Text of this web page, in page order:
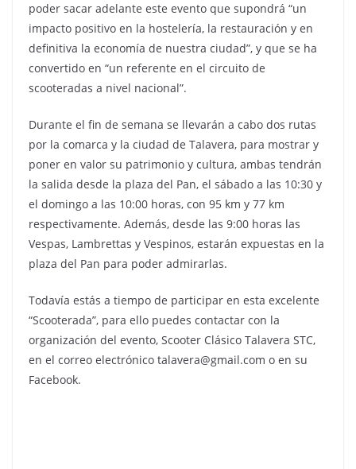
poder sacar adelante este evento que supondrá “un
impacto positivo en la hostelería, la restauración y en
definitiva la economía de nuestra ciudad”, y que se ha
convertido en “un referente en el circuito de
scooteradas a nivel nacional”.
Durante el fin de semana se llevarán a cabo dos rutas
por la comarca y la ciudad de Talavera, para mostrar y
poner en valor su patrimonio y cultura, ambas tendrán
la salida desde la plaza del Pan, el sábado a las 10:30 y
el domingo a las 10:00 horas, con 95 km y 77 km
respectivamente. Además, desde las 9:00 horas las
Vespas, Lambrettas y Vespinos, estarán expuestas en la
plaza del Pan para poder admirarlas.
Todavía estás a tiempo de participar en esta excelente
“Scooterada”, para ello puedes contactar con la
organización del evento, Scooter Clásico Talavera STC,
en el correo electrónico talavera@gmail.com o en su
Facebook.